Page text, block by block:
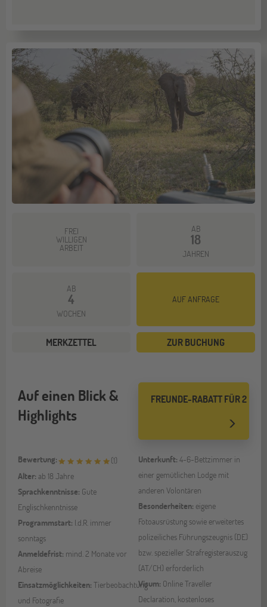
FREI
WILLIGEN
ARBEIT
AB
18
JAHREN
AB
4
WOCHEN
AUF ANFRAGE
MERKZETTEL ZUR BUCHUNG
FREUNDE-RABATT FÜR 2
Auf einen Blick &
Highlights
Bewertung: (1)
Alter: ab 18 Jahre
Sprachkenntnisse: Gute
Englischkenntnisse
Programmstart: I.d.R. immer
sonntags
Anmeldefrist: mind. 2 Monate vor
Abreise
Einsatzmöglichkeiten: Tierbeobachtung
und Fotografie
Unterkunft: 4-6-Bettzimmer in
einer gemütlichen Lodge mit
anderen Volontären
Besonderheiten: eigene
Fotoausrüstung sowie erweitertes
polizeiliches Führungszeugnis (DE)
bzw. spezieller Strafregisterauszug
(AT/CH) erforderlich
Visum: Online Traveller
Declaration, kostenloses